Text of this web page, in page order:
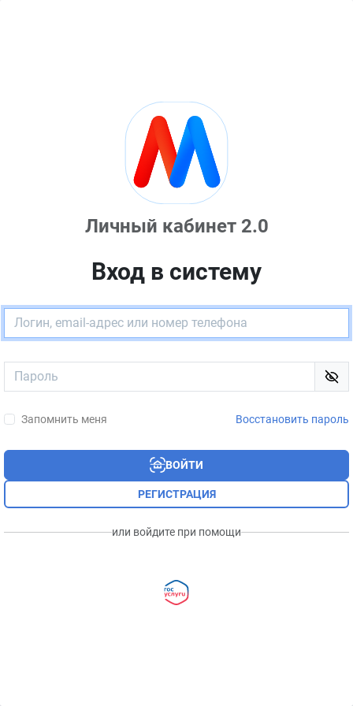
Личный кабинет 2.0
Вход в систему
Восстановить пароль
Запомнить меня
ВОЙТИ
РЕГИСТРАЦИЯ
или войдите при помощи